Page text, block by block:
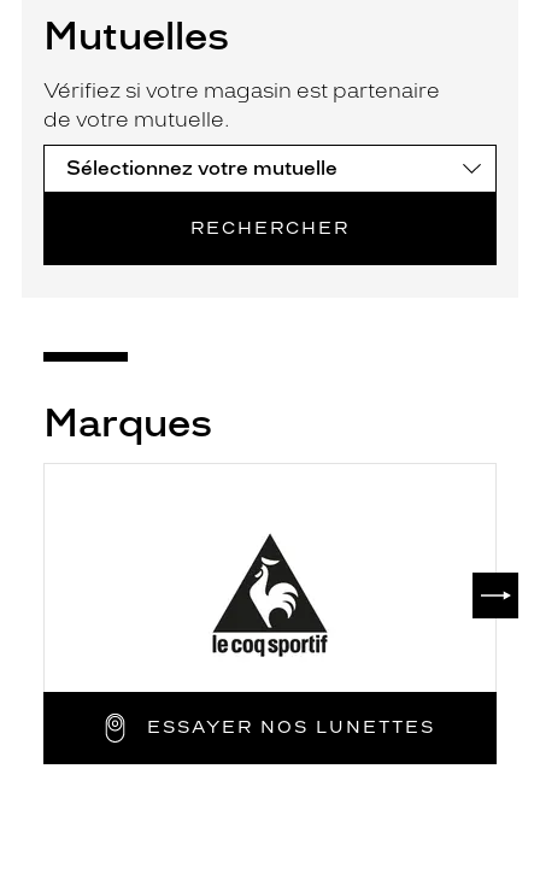
Mutuelles
Vérifiez si votre magasin est partenaire
de votre mutuelle.
RECHERCHER
Marques
ESSAYER NOS LUNETTES